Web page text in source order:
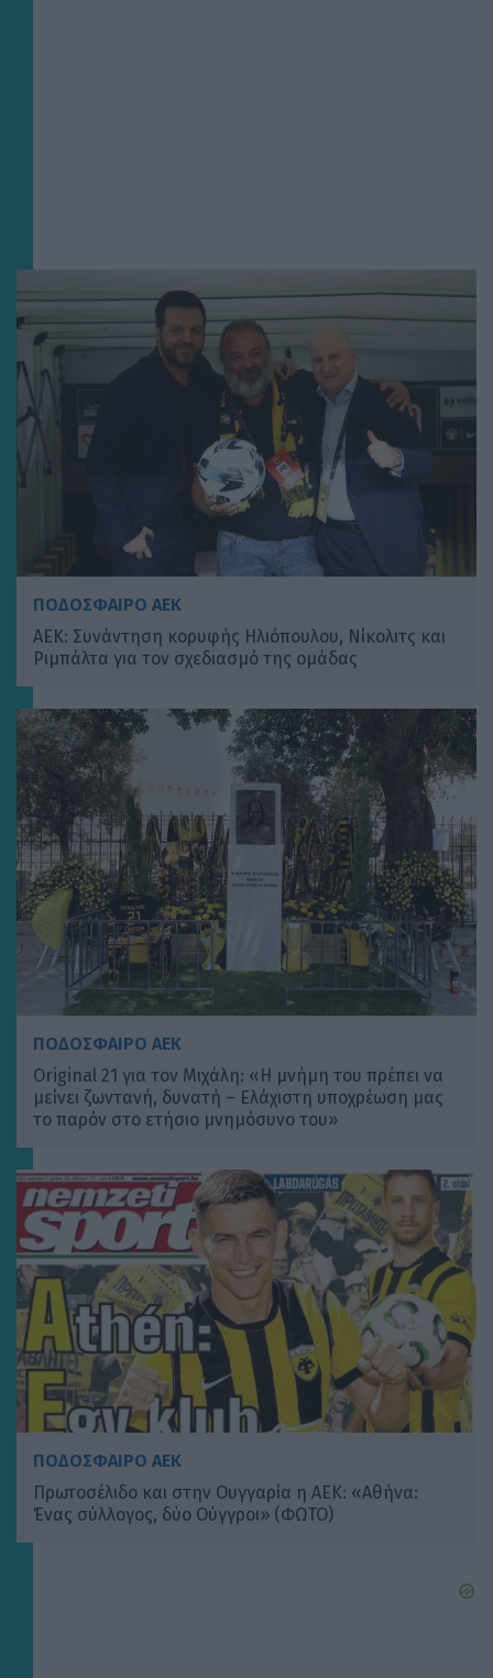
ΠΟΔΟΣΦΑΙΡΟ ΑΕΚ
ΑΕΚ: Συνάντηση κορυφής Ηλιόπουλου, Νίκολιτς και
Ριμπάλτα για τον σχεδιασμό της ομάδας
ΠΟΔΟΣΦΑΙΡΟ ΑΕΚ
Original 21 για τον Μιχάλη: «Η μνήμη του πρέπει να
μείνει ζωντανή, δυνατή – Ελάχιστη υποχρέωση μας
το παρόν στο ετήσιο μνημόσυνο του»
ΠΟΔΟΣΦΑΙΡΟ ΑΕΚ
Πρωτοσέλιδο και στην Ουγγαρία η ΑΕΚ: «Αθήνα:
Ένας σύλλογος, δύο Ούγγροι» (ΦΩΤΟ)